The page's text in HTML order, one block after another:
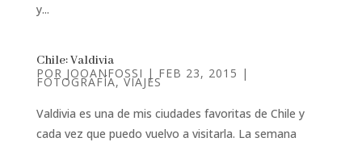
y...
Chile: Valdivia
POR JOOANFOSSI | FEB 23, 2015 |
FOTOGRAFÍA,VIAJES
Valdivia es una de mis ciudades favoritas de Chile y
cada vez que puedo vuelvo a visitarla. La semana